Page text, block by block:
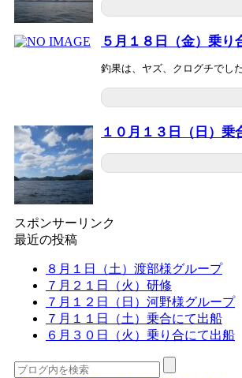
５月１８日（金）乗り
釣果は、ヤズ、クログチでし
１０月１３日（日）乗
スポンサーリンク
最近の投稿
８月１日（土）渡部様グループ
７月２１日（火）研修
７月１２日（日）河野様グループ
７月１１日（土）乗合にて出船
６月３０日（火）乗り合にて出船